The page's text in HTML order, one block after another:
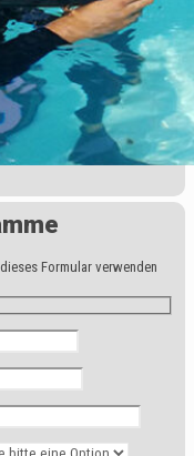
dieses Formular verwenden